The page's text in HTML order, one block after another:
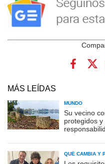
MÁS LEÍDAS
MUNDO
Su vecino
protegidos
QUÉ CAMBIA Y